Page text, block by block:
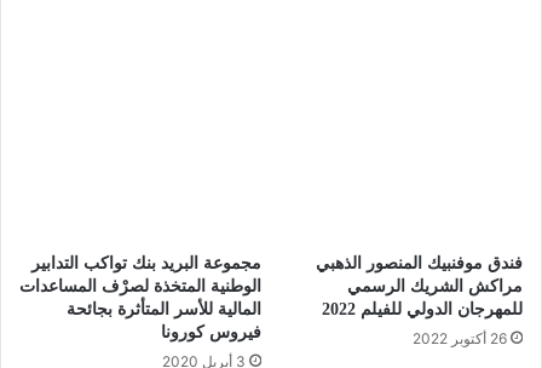
فندق موفنبيك المنصور الذهبي
مراكش الشريك الرسمي
للمهرجان الدولي للفيلم 2022
26 أكتوبر 2022
مجموعة البريد بنك تواكب التدابير
الوطنية المتخذة لصرْف المساعدات
المالية للأسر المتأثرة بجائحة
فيروس كورونا
3 أبريل 2020